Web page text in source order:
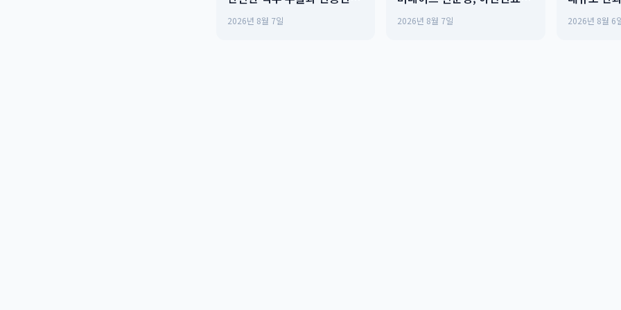
2026년 8월 7일 2026년 8월 7일
Need to
2026년 8월 6